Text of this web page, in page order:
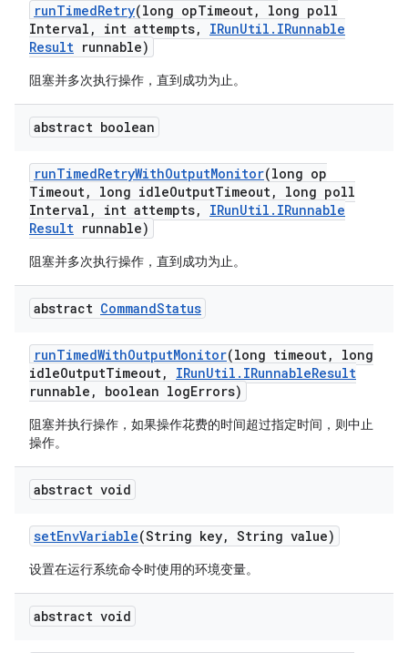
runTimedRetry(long opTimeout,
long poll
Interval , int attempts, IRunUtil . IRunnable
Result runnable)
阻塞并多次执行操作，直到成功为止。
abstract boolean
runTimedRetryWithOutputMonitor(long op
Timeout, long idleOutputTimeout,
long poll
Interval , int attempts, IRunUtil . IRunnable
Result runnable)
阻塞并多次执行操作，直到成功为止。
abstract CommandStatus
runTimedWithOutputMonitor(long timeout,
long
idleOutputTimeout, IRunUtil . IRunnableResult
runnable , boolean logErrors)
阻塞并执行操作，如果操作花费的时间超过指定时间，则中止
操作。
abstract void
setEnvVariable(String key, String value)
设置在运行系统命令时使用的环境变量。
abstract void